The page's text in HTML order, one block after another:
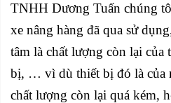
TNHH Dương Tuấn chúng
xe nâng hàng đã qua sử
tâm là chất lượng còn lại của
bị, … vì dù thiết bị đó là của
chất lượng còn lại quá kém,